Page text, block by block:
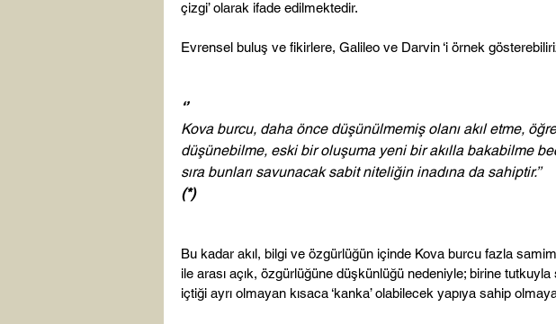
çizgi’ olarak ifade edilmektedir.
Evrensel buluş ve fikirlere, Galileo ve Darvin ‘i örnek
‘’
Kova burcu, daha önce düşünülmemiş olanı akıl etme,
düşünebilme, eski bir oluşuma yeni bir akılla bakabilme
sıra bunları savunacak sabit niteliğin inadına da sahiptir.’’
(*)
Bu kadar akıl, bilgi ve özgürlüğün içinde Kova burcu fazla
ile arası açık, özgürlüğüne düşkünlüğü nedeniyle; birine
içtiği ayrı olmayan kısaca ‘kanka’ olabilecek yapıya sahip